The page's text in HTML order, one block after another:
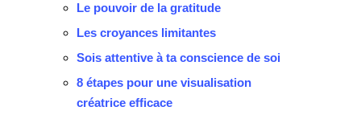
Le pouvoir de la gratitude
Les croyances limitantes
Sois attentive à ta conscience de soi
8 étapes pour une visualisation
créatrice efficace